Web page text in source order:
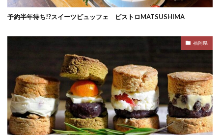
予約半年待ち!?スイーツビュッフェ ビストロMATSUSHIMA
福岡県